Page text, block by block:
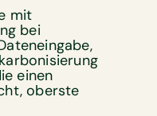
mit
bei
einen
oberste